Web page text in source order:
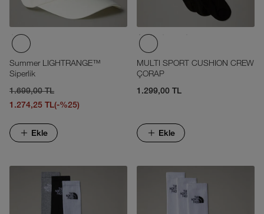
Summer LIGHTRANGE™
Siperlik
1.699,00 TL
1.274,25 TL(-%25)
Ekle
MULTI SPORT CUSHION CREW
ÇORAP
1.299,00 TL
Ekle